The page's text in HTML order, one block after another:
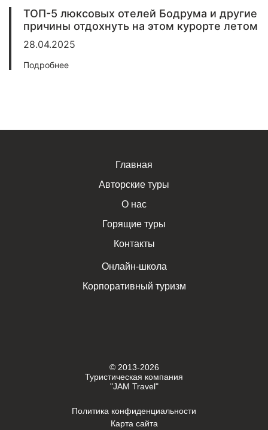
ТОП-5 люксовых отелей Бодрума и другие
причины отдохнуть на этом курорте летом
28.04.2025
Подробнее
© 2013-2026
Туристическая компания
"JAM Travel"
Политика конфиденциальности
Карта сайта
Главная
Авторские туры
О нас
Горящие туры
Контакты
Онлайн-школа
Корпоративный туризм